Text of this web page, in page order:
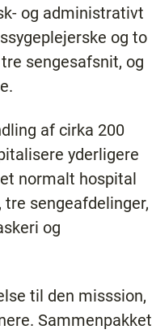
og administrativt
og to
sengesafsnit, og
af cirka 200
yderligere
normalt hospital
sengeafdelinger,
og
til den misssion,
Sammenpakket